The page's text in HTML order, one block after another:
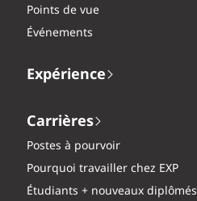
Points de vue
Événements
Expérience
Carrières
Postes à pourvoir
Pourquoi travailler chez EXP
Étudiants + nouveaux diplômés